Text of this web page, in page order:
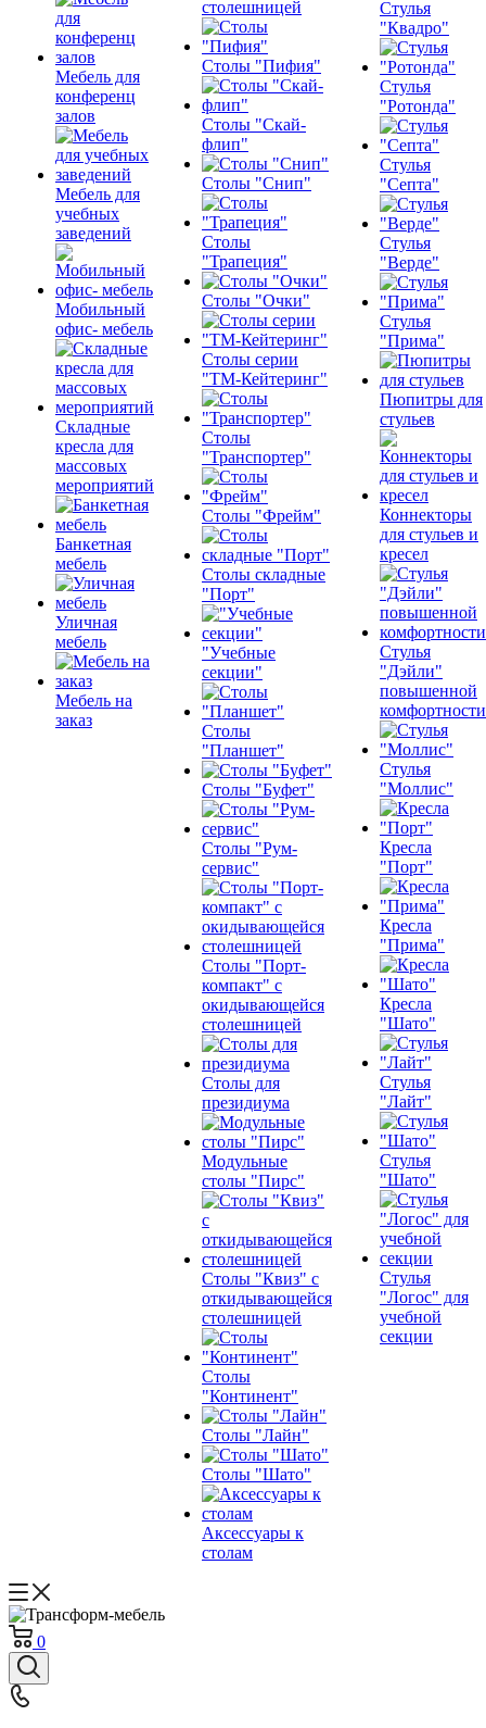
Мебель для
конференц
залов
Мебель для
учебных
заведений
Мобильный
офис- мебель
Складные
кресла для
массовых
мероприятий
Банкетная
мебель
Уличная
мебель
Мебель на
заказ
столешницей
Столы "Пифия"
Столы "Скай-
флип"
Столы "Снип"
Столы
"Трапеция"
Столы "Очки"
Столы серии
"ТМ-Кейтеринг"
Столы
"Транспортер"
Столы "Фрейм"
Столы складные
"Порт"
"Учебные
секции"
Столы
"Планшет"
Столы "Буфет"
Столы "Рум-
сервис"
Столы "Порт-
компакт" с
окидывающейся
столешницей
Столы для
президиума
Модульные
столы "Пирс"
Столы "Квиз" с
откидывающейся
столешницей
Столы
"Континент"
Столы "Лайн"
Столы "Шато"
Аксессуары к
столам
Стулья
"Квадро"
Стулья
"Ротонда"
Стулья
"Септа"
Стулья
"Верде"
Стулья
"Прима"
Пюпитры для
стульев
Коннекторы
для стульев и
кресел
Стулья
"Дэйли"
повышенной
комфортности
Стулья
"Моллис"
Кресла
"Порт"
Кресла
"Прима"
Кресла
"Шато"
Стулья
"Лайт"
Стулья
"Шато"
Стулья
"Логос" для
учебной
секции
0